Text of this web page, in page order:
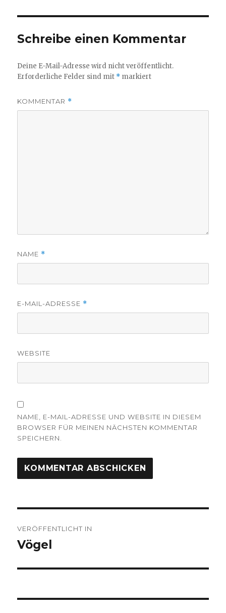
Schreibe einen Kommentar
Deine E-Mail-Adresse wird nicht veröffentlicht.
Erforderliche Felder sind mit * markiert
KOMMENTAR *
NAME *
E-MAIL-ADRESSE *
WEBSITE
NAME, E-MAIL-ADRESSE UND WEBSITE IN DIESEM
BROWSER FÜR MEINEN NÄCHSTEN KOMMENTAR
SPEICHERN.
VERÖFFENTLICHT IN
Vögel